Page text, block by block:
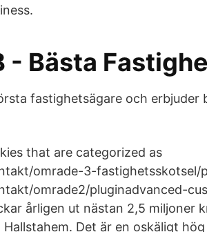
- Bästa
fastighetsägare och erbjuder
that are categorized as
omrade-3-fastighetsskotsel/
omrade2/pluginadvanced-
årligen ut nästan 2,5 miljoner
Det är en oskäligt